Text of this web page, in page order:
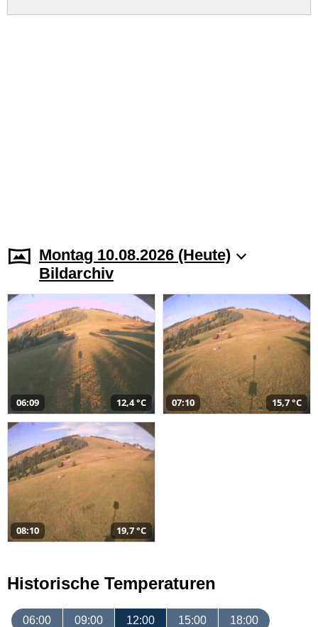
Montag 10.08.2026 (Heute)
Bildarchiv
06:09 12,4 °C 07:10 15,7 °C
08:10 19,7 °C
Historische Temperaturen
06:00 09:00 12:00 15:00 18:00